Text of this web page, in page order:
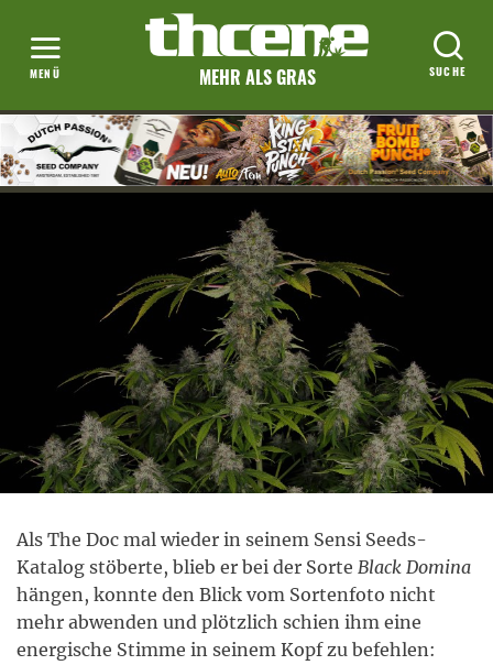
MEHR ALS GRAS
Als The Doc mal wieder in seinem Sensi Seeds-
Katalog stöberte, blieb er bei der Sorte Black Domina
hängen, konnte den Blick vom Sortenfoto nicht
mehr abwenden und plötzlich schien ihm eine
energische Stimme in seinem Kopf zu befehlen: